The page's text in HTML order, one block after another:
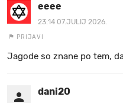
eeee
23:14 07.JULIJ 2026.
PRIJAVI
Jagode so znane po tem,
dani20